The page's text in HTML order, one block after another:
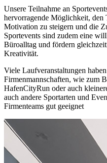
Unsere Teilnahme an
hervorragende Möglichkeit, den
Motivation zu steigern und die
Sportevents sind zudem eine
Büroalltag und fördern
Kreativität.
Viele Laufveranstaltungen
Firmenmannschaften, wie zum
HafenCityRun oder auch
auch andere Sportarten und
Firmenteams gut geeignet